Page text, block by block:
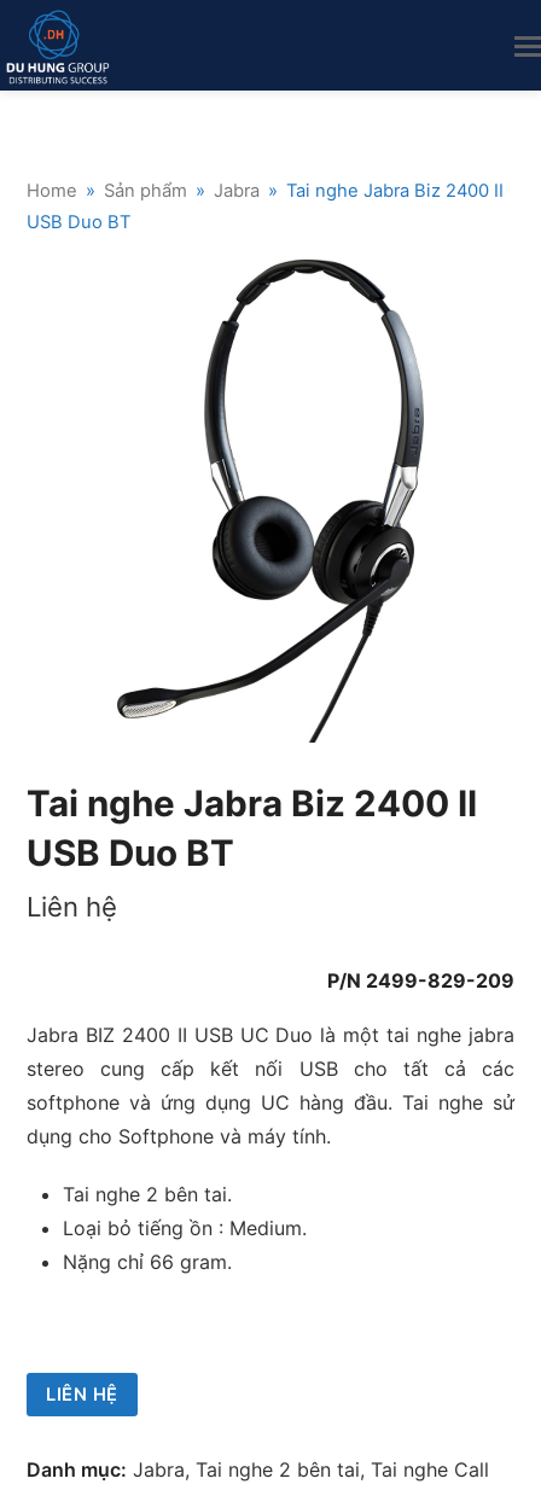
Home » Sản phẩm » Jabra » Tai nghe Jabra Biz 2400 II
USB Duo BT
Tai nghe Jabra Biz 2400 II
USB Duo BT
Liên hệ
P/N 2499-829-209
Jabra BIZ 2400 II USB UC Duo là một tai nghe jabra
stereo cung cấp kết nối USB cho tất cả các
softphone và ứng dụng UC hàng đầu. Tai nghe sử
dụng cho Softphone và máy tính.
Tai nghe 2 bên tai.
Loại bỏ tiếng ồn : Medium.
Nặng chỉ 66 gram.
LIÊN HỆ
Danh mục: Jabra,Tai nghe 2 bên tai,Tai nghe Call